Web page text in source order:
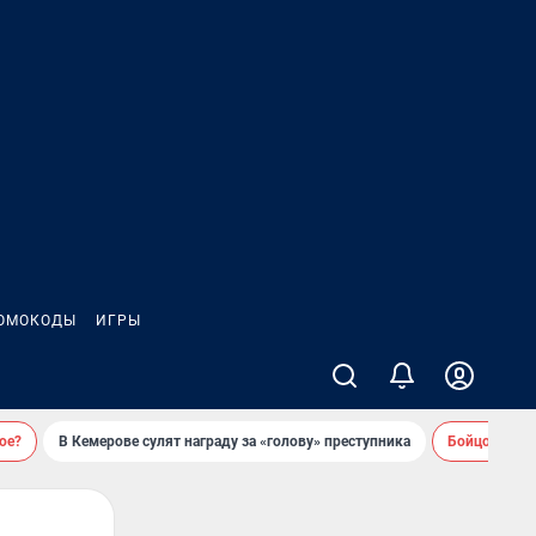
ИГРЫ
В Кемерове сулят награду за «голову» преступника Бойцовский